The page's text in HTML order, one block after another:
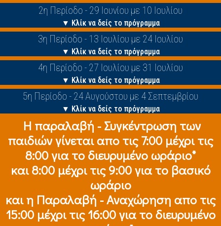
2η Περίοδο - 29 Ιουνίου με 10 Ιουλίου
▼ Κλίκ να δείς το πρόγραμμα
3η Περίοδο - 13 Ιουλίου με 24 Ιουλίου
▼ Κλίκ να δείς το πρόγραμμα
4η Περίοδο - 27 Ιουλίου με 31 Ιουλίου
▼ Κλίκ να δείς το πρόγραμμα
5η Περίοδο - 24 Αυγούστου με 4 Σεπτεμβρίου
▼ Κλίκ να δείς το πρόγραμμα
Η παραλαβή - Συγκέντρωση των
παιδιών γίνεται απο τις 7:00 μέχρι τις
8:00 για το διευρυμένο ωράριο*
και 8:00 μέχρι τις 9:00 για το βασικό
ωράριο
και η Παραλαβή - Αναχώρηση απο τις
15:00 μέχρι τις 16:00 για το διευρυμένο